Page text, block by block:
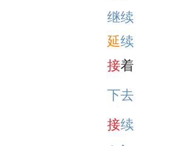
继续
延续
接着
下去
接续